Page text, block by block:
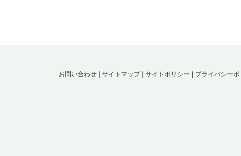
お問い合わせ サイトマップ| サイトポリシー
プライバシーポ